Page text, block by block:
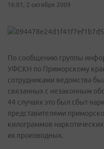
16:01, 2 октября 2009
По сообщению группы
УФСКН по Приморскому
сотрудниками ведомства
связанных с незаконным
44 случаях это был сбыт
представителями
килограммов
их производных.